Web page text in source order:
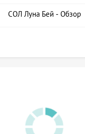
СОЛ Луна Бей - Обзор